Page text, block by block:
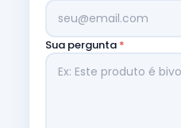
Sua pergunta *